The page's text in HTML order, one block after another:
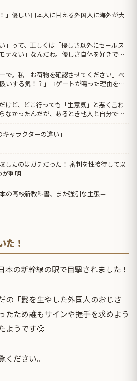
」優しい日本人に甘える外国人に海外が大
」って、正しくは「優しさ以外にセールス
テない」なんだわ。優しさ自体を好きでは
で。私「お荷物を確認させてください」ベ
いする気！？」→ゲートが鳴った理由を調
けど、どこ行っても「生意気」と悪く言わ
なかったんだが、あるとき他人と自分では
キャラクターの違い」
したのはガチだった！ 審判を性接待して以
が判明
の高校新教科書、また強引な主張＝
た！
本の新幹線の駅で目撃されました！
の「髭を生やした外国人のおじさ
たため誰もサインや握手を求めよう
ようです🧐
ください。